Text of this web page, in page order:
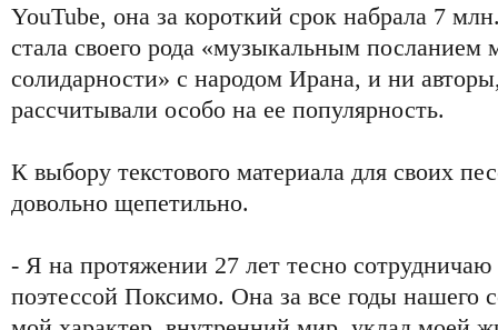
YouTube, она за короткий срок набрала 7
стала своего рода «музыкальным посланием
солидарности» с народом Ирана, и ни
рассчитывали особо на ее популярность.
К выбору текстового материала для своих
довольно щепетильно.
- Я на протяжении 27 лет тесно сотрудничаю
поэтессой Поксимо. Она за все годы нашего